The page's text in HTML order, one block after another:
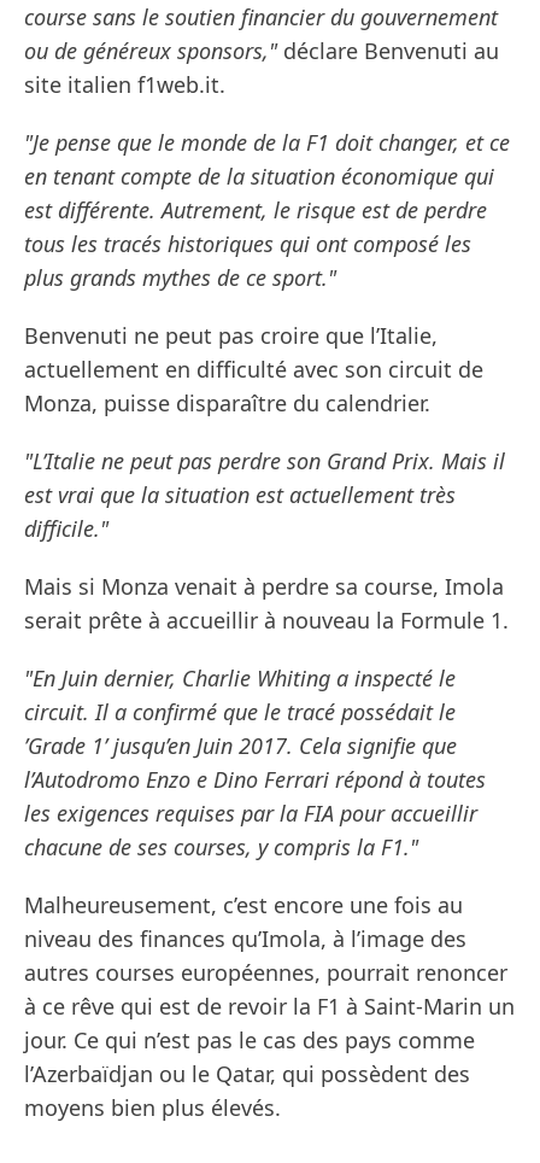
course sans le soutien financier du gouvernement
ou de généreux sponsors,"déclare Benvenuti au
site italien f1web.it.
"Je pense que le monde de la F1 doit changer, et ce
en tenant compte de la situation économique qui
est différente. Autrement, le risque est de perdre
tous les tracés historiques qui ont composé les
plus grands mythes de ce sport."
Benvenuti ne peut pas croire que l’Italie,
actuellement en difficulté avec son circuit de
Monza, puisse disparaître du calendrier.
"L’Italie ne peut pas perdre son Grand Prix. Mais il
est vrai que la situation est actuellement très
difficile."
Mais si Monza venait à perdre sa course, Imola
serait prête à accueillir à nouveau la Formule 1.
"En Juin dernier, Charlie Whiting a inspecté le
circuit. Il a confirmé que le tracé possédait le
’Grade 1’ jusqu’en Juin 2017. Cela signifie que
l’Autodromo Enzo e Dino Ferrari répond à toutes
les exigences requises par la FIA pour accueillir
chacune de ses courses, y compris la F1."
Malheureusement, c’est encore une fois au
niveau des finances qu’Imola, à l’image des
autres courses européennes, pourrait renoncer
à ce rêve qui est de revoir la F1 à Saint-Marin un
jour. Ce qui n’est pas le cas des pays comme
l’Azerbaïdjan ou le Qatar, qui possèdent des
moyens bien plus élevés.